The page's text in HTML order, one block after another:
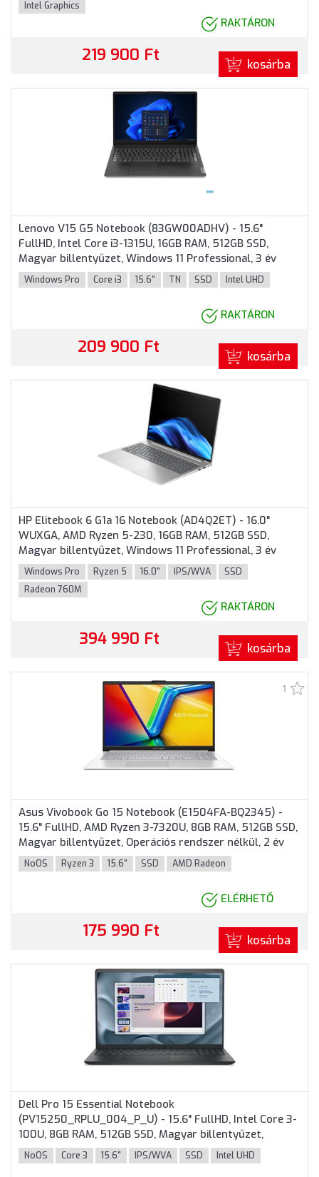
Intel Graphics
RAKTÁRON
219 900 Ft kosárba
Lenovo V15 G5 Notebook (83GW00ADHV) - 15.6"
FullHD, Intel Core i3-1315U, 16GB RAM, 512GB SSD,
Magyar billentyűzet, Windows 11 Professional, 3 év
garancia, Fekete színben
Windows Pro Core i3 15.6" TN SSD Intel UHD
RAKTÁRON
209 900 Ft kosárba
HP Elitebook 6 G1a 16 Notebook (AD4Q2ET) - 16.0"
WUXGA, AMD Ryzen 5-230, 16GB RAM, 512GB SSD,
Magyar billentyűzet, Windows 11 Professional, 3 év
garancia, Ezüst színben
Windows Pro Ryzen 5 16.0" IPS/WVA
SSD
Radeon 760M
RAKTÁRON
394 990 Ft kosárba
1
Asus Vivobook Go 15 Notebook (E1504FA-BQ2345) -
15.6" FullHD, AMD Ryzen 3-7320U, 8GB RAM, 512GB SSD,
Magyar billentyűzet, Operációs rendszer nélkül, 2 év
garancia, Ezüst színben
NoOS Ryzen 3 15.6" SSD AMD Radeon
ELÉRHETŐ
175 990 Ft kosárba
Dell Pro 15 Essential Notebook
(PV15250_RPLU_004_P_U) - 15.6" FullHD, Intel Core 3-
100U, 8GB RAM, 512GB SSD, Magyar billentyűzet,
Operációs rendszer nélkül, 3 év garancia, Fekete
színben
NoOS Core 3 15.6" IPS/WVA SSD Intel UHD